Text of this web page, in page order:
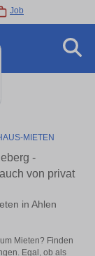
Job
MIETEN
-
von privat
in Ahlen
Mieten? Finden
Egal, ob als